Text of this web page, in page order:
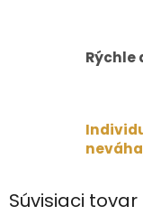
Rýchle
Súvisiaci tovar